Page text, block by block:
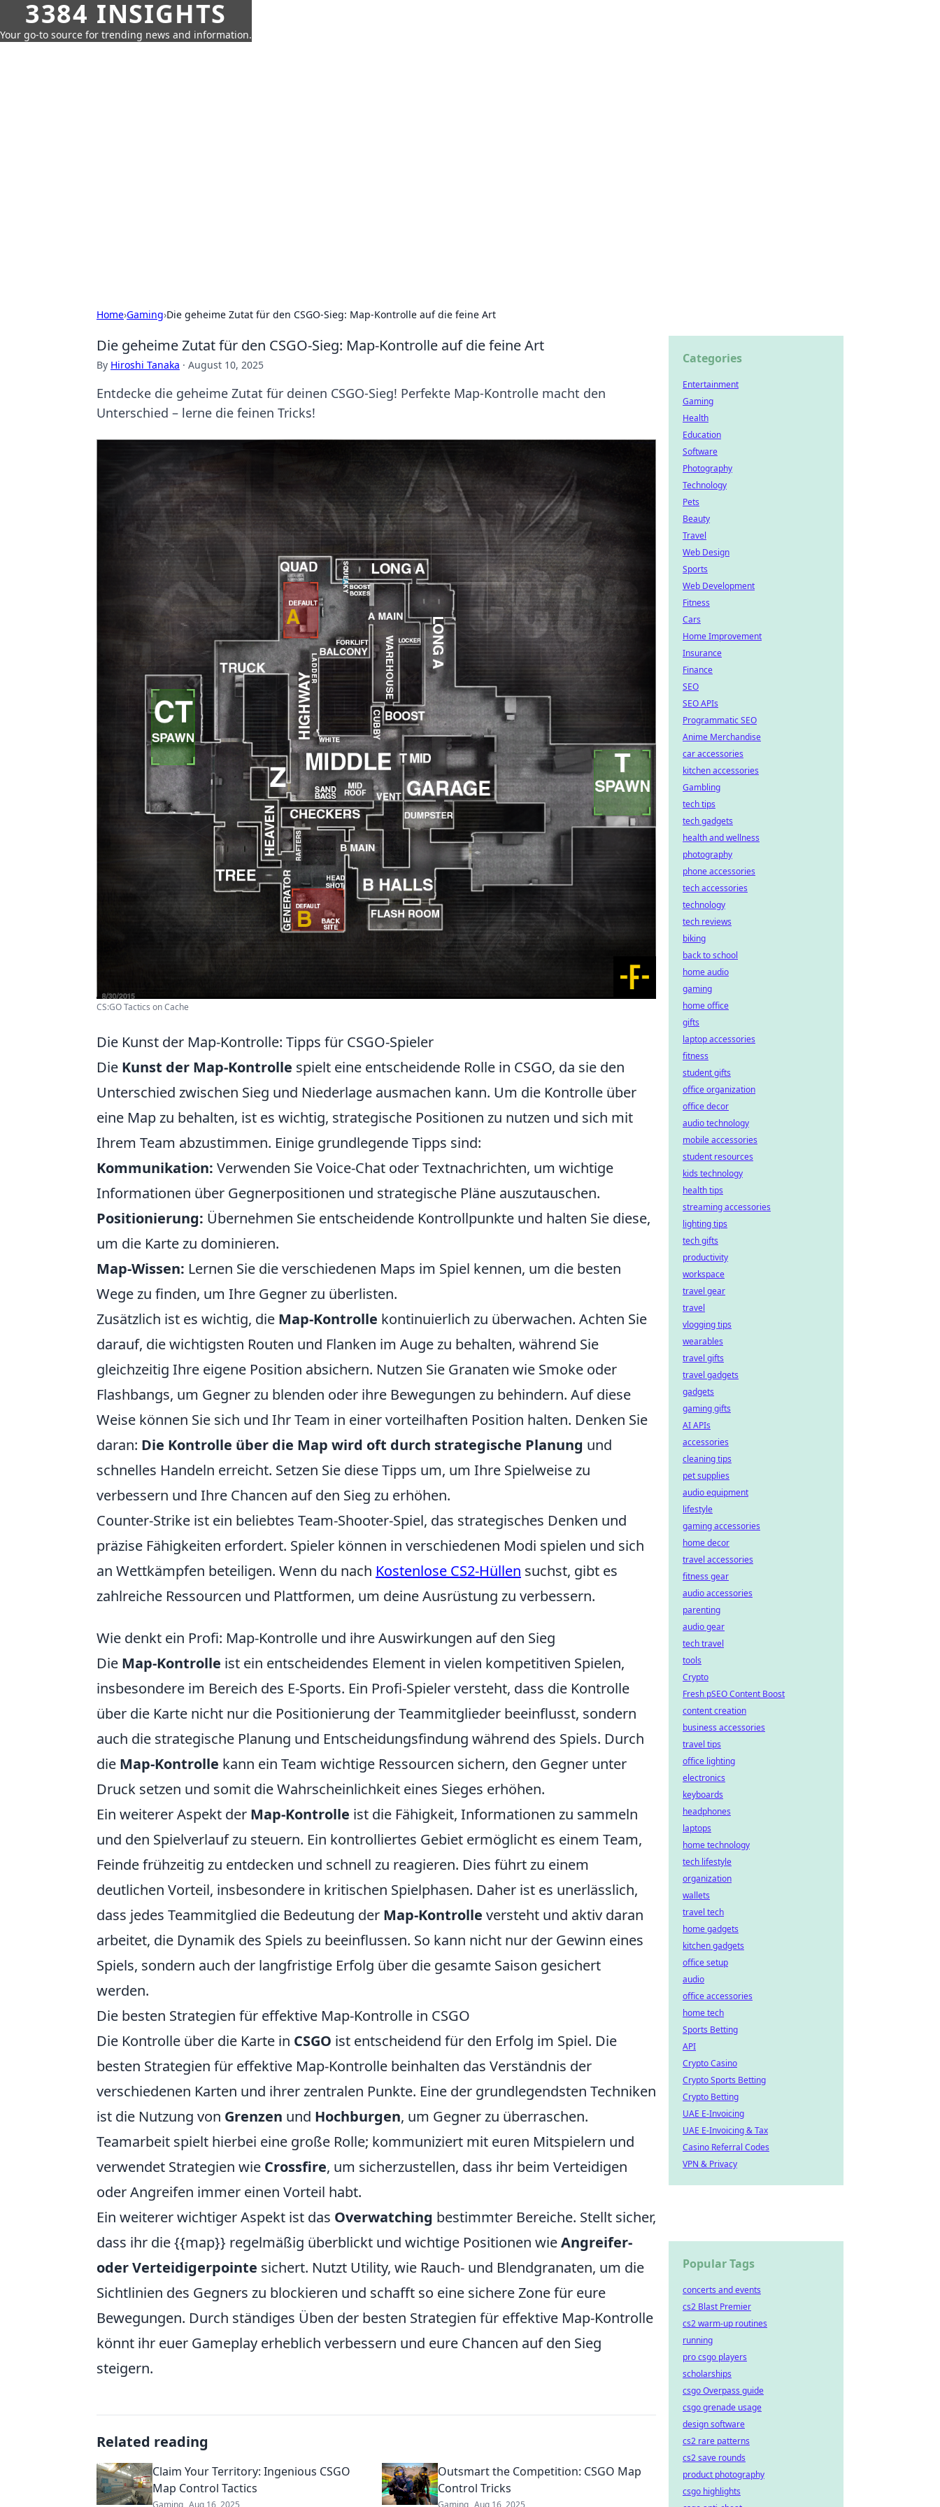
3384 INSIGHTS
Your go-to source for trending news and information.
Home›Gaming›Die geheime Zutat für den CSGO-Sieg: Map-Kontrolle auf die feine Art
Die geheime Zutat für den CSGO-Sieg: Map-Kontrolle auf die feine Art
By Hiroshi Tanaka · August 10, 2025
Entdecke die geheime Zutat für deinen CSGO-Sieg! Perfekte Map-Kontrolle macht den
Unterschied – lerne die feinen Tricks!
CS:GO Tactics on Cache
Die Kunst der Map-Kontrolle: Tipps für CSGO-Spieler
Die Kunst der Map-Kontrolle spielt eine entscheidende Rolle in CSGO, da sie den
Unterschied zwischen Sieg und Niederlage ausmachen kann. Um die Kontrolle über
eine Map zu behalten, ist es wichtig, strategische Positionen zu nutzen und sich mit
Ihrem Team abzustimmen. Einige grundlegende Tipps sind:
Kommunikation: Verwenden Sie Voice-Chat oder Textnachrichten, um wichtige
Informationen über Gegnerpositionen und strategische Pläne auszutauschen.
Positionierung: Übernehmen Sie entscheidende Kontrollpunkte und halten Sie diese,
um die Karte zu dominieren.
Map-Wissen: Lernen Sie die verschiedenen Maps im Spiel kennen, um die besten
Wege zu finden, um Ihre Gegner zu überlisten.
Zusätzlich ist es wichtig, die Map-Kontrolle kontinuierlich zu überwachen. Achten Sie
darauf, die wichtigsten Routen und Flanken im Auge zu behalten, während Sie
gleichzeitig Ihre eigene Position absichern. Nutzen Sie Granaten wie Smoke oder
Flashbangs, um Gegner zu blenden oder ihre Bewegungen zu behindern. Auf diese
Weise können Sie sich und Ihr Team in einer vorteilhaften Position halten. Denken Sie
daran: Die Kontrolle über die Map wird oft durch strategische Planung und
schnelles Handeln erreicht. Setzen Sie diese Tipps um, um Ihre Spielweise zu
verbessern und Ihre Chancen auf den Sieg zu erhöhen.
Counter-Strike ist ein beliebtes Team-Shooter-Spiel, das strategisches Denken und
präzise Fähigkeiten erfordert. Spieler können in verschiedenen Modi spielen und sich
an Wettkämpfen beteiligen. Wenn du nach Kostenlose CS2-Hüllen suchst, gibt es
zahlreiche Ressourcen und Plattformen, um deine Ausrüstung zu verbessern.
Wie denkt ein Profi: Map-Kontrolle und ihre Auswirkungen auf den Sieg
Die Map-Kontrolle ist ein entscheidendes Element in vielen kompetitiven Spielen,
insbesondere im Bereich des E-Sports. Ein Profi-Spieler versteht, dass die Kontrolle
über die Karte nicht nur die Positionierung der Teammitglieder beeinflusst, sondern
auch die strategische Planung und Entscheidungsfindung während des Spiels. Durch
die Map-Kontrolle kann ein Team wichtige Ressourcen sichern, den Gegner unter
Druck setzen und somit die Wahrscheinlichkeit eines Sieges erhöhen.
Ein weiterer Aspekt der Map-Kontrolle ist die Fähigkeit, Informationen zu sammeln
und den Spielverlauf zu steuern. Ein kontrolliertes Gebiet ermöglicht es einem Team,
Feinde frühzeitig zu entdecken und schnell zu reagieren. Dies führt zu einem
deutlichen Vorteil, insbesondere in kritischen Spielphasen. Daher ist es unerlässlich,
dass jedes Teammitglied die Bedeutung der Map-Kontrolle versteht und aktiv daran
arbeitet, die Dynamik des Spiels zu beeinflussen. So kann nicht nur der Gewinn eines
Spiels, sondern auch der langfristige Erfolg über die gesamte Saison gesichert
werden.
Die besten Strategien für effektive Map-Kontrolle in CSGO
Die Kontrolle über die Karte in CSGO ist entscheidend für den Erfolg im Spiel. Die
besten Strategien für effektive Map-Kontrolle beinhalten das Verständnis der
verschiedenen Karten und ihrer zentralen Punkte. Eine der grundlegendsten Techniken
ist die Nutzung von Grenzen und Hochburgen, um Gegner zu überraschen.
Teamarbeit spielt hierbei eine große Rolle; kommuniziert mit euren Mitspielern und
verwendet Strategien wie Crossfire, um sicherzustellen, dass ihr beim Verteidigen
oder Angreifen immer einen Vorteil habt.
Ein weiterer wichtiger Aspekt ist das Overwatching bestimmter Bereiche. Stellt sicher,
dass ihr die {{map}} regelmäßig überblickt und wichtige Positionen wieAngreifer-
oder Verteidigerpointe sichert. Nutzt Utility, wie Rauch- und Blendgranaten, um die
Sichtlinien des Gegners zu blockieren und schafft so eine sichere Zone für eure
Bewegungen. Durch ständiges Üben der besten Strategien für effektive Map-Kontrolle
könnt ihr euer Gameplay erheblich verbessern und eure Chancen auf den Sieg
steigern.
Related reading
Claim Your Territory: Ingenious CSGO
Map Control Tactics
Gaming Aug 16, 2025
Outsmart the Competition: CSGO Map
Control Tricks
Gaming Aug 16, 2025
Categories
Entertainment
Gaming
Health
Education
Software
Photography
Technology
Pets
Beauty
Travel
Web Design
Sports
Web Development
Fitness
Cars
Home Improvement
Insurance
Finance
SEO
SEO APIs
Programmatic SEO
Anime Merchandise
car accessories
kitchen accessories
Gambling
tech tips
tech gadgets
health and wellness
photography
phone accessories
tech accessories
technology
tech reviews
biking
back to school
home audio
gaming
home office
gifts
laptop accessories
fitness
student gifts
office organization
office decor
audio technology
mobile accessories
student resources
kids technology
health tips
streaming accessories
lighting tips
tech gifts
productivity
workspace
travel gear
travel
vlogging tips
wearables
travel gifts
travel gadgets
gadgets
gaming gifts
AI APIs
accessories
cleaning tips
pet supplies
audio equipment
lifestyle
gaming accessories
home decor
travel accessories
fitness gear
audio accessories
parenting
audio gear
tech travel
tools
Crypto
Fresh pSEO Content Boost
content creation
business accessories
travel tips
office lighting
electronics
keyboards
headphones
laptops
home technology
tech lifestyle
organization
wallets
travel tech
home gadgets
kitchen gadgets
office setup
audio
office accessories
home tech
Sports Betting
API
Crypto Casino
Crypto Sports Betting
Crypto Betting
UAE E-Invoicing
UAE E-Invoicing & Tax
Casino Referral Codes
VPN & Privacy
Popular Tags
concerts and events
cs2 Blast Premier
cs2 warm-up routines
running
pro csgo players
scholarships
csgo Overpass guide
csgo grenade usage
design software
cs2 rare patterns
cs2 save rounds
product photography
csgo highlights